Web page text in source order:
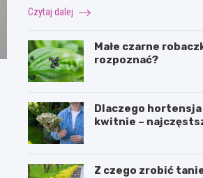
Czytaj dalej
Małe czarne
rozpoznać?
Dlaczego
kwitnie –
Z czego zrobić